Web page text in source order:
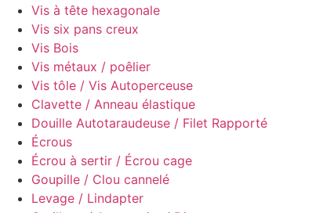
Vis à tête hexagonale
Vis six pans creux
Vis Bois
Vis métaux / poêlier
Vis tôle / Vis Autoperceuse
Clavette / Anneau élastique
Douille Autotaraudeuse / Filet Rapporté
Écrous
Écrou à sertir / Écrou cage
Goupille / Clou cannelé
Levage / Lindapter